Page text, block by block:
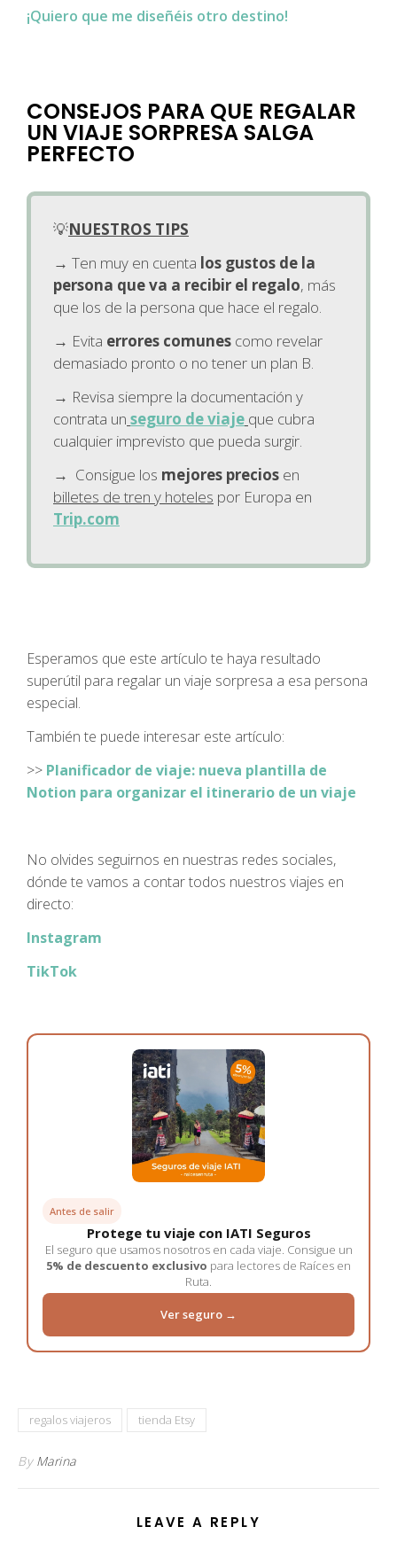
¡Quiero que me diseñéis otro destino!
CONSEJOS PARA QUE REGALAR
UN VIAJE SORPRESA SALGA
PERFECTO
💡NUESTROS TIPS
→ Ten muy en cuenta los gustos de la
persona que va a recibir el regalo, más
que los de la persona que hace el regalo.
→ Evita errores comunes como revelar
demasiado pronto o no tener un plan B.
→ Revisa siempre la documentación y
contrata un seguro de viaje que cubra
cualquier imprevisto que pueda surgir.
→ Consigue los mejores precios en
billetes de tren y hoteles por Europa en
Trip.com
Esperamos que este artículo te haya resultado
superútil para regalar un viaje sorpresa a esa persona
especial.
También te puede interesar este artículo:
>> Planificador de viaje: nueva plantilla de
Notion para organizar el itinerario de un viaje
No olvides seguirnos en nuestras redes sociales,
dónde te vamos a contar todos nuestros viajes en
directo:
Instagram
TikTok
Antes de salir
Protege tu viaje con IATI Seguros
El seguro que usamos nosotros en cada viaje. Consigue un
5% de descuento exclusivo para lectores de Raíces en
Ruta.
Ver seguro →
regalos viajeros tienda Etsy
By Marina
LEAVE A REPLY